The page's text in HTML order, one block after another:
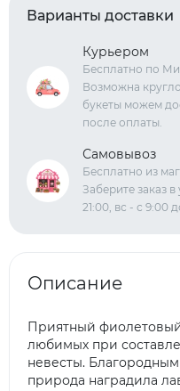
Варианты доставки
Курьером
Бесплатно по
Возможна
букеты можем
после оплаты.
Самовывоз
Бесплатно из
Заберите заказ
21:00, вс - с 9:00
Описание
Приятный
любимых при
невесты.
природа наградила